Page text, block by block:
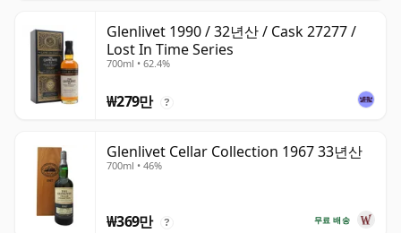
Glenlivet 1990 / 32년산 / Cask 27277 /
Lost In Time Series
700ml • 62.4%
₩279만 ?
Glenlivet Cellar Collection 1967 33년산
700ml • 46%
무료 배송
₩369만 ?